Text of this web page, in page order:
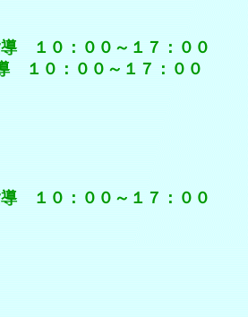
０：００～１７：００
０：００～１７：００
０：００～１７：００